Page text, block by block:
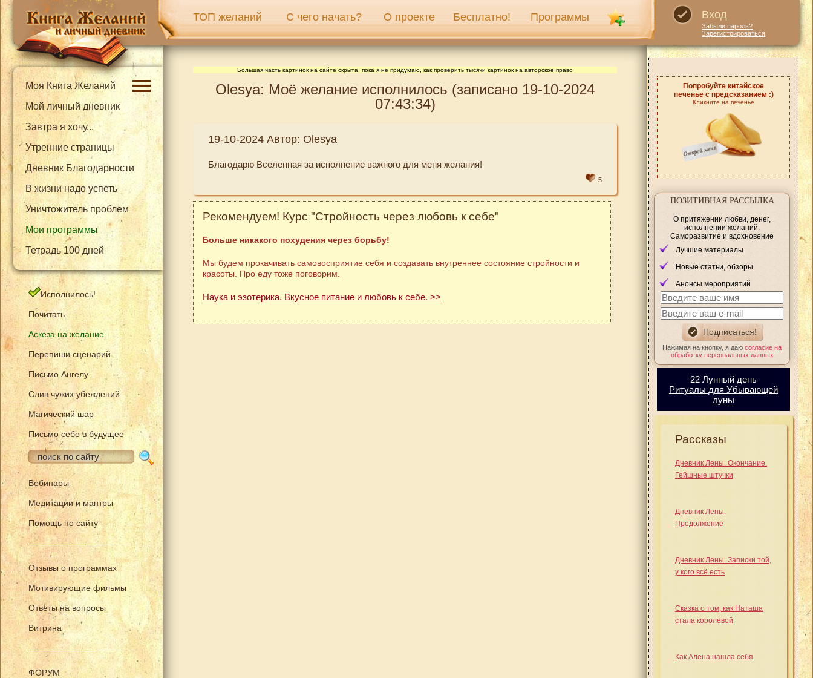
ТОП желаний С чего начать? О проекте Бесплатно! Программы Вход
Забыли пароль?
Зарегистрироваться
Моя Книга Желаний
Мой личный дневник
Завтра я хочу...
Утренние страницы
Дневник Благодарности
В жизни надо успеть
Уничтожитель проблем
Мои программы
Тетрадь 100 дней
Исполнилось!
Почитать
Аскеза на желание
Перепиши сценарий
Письмо Ангелу
Слив чужих убеждений
Магический шар
Письмо себе в будущее
Вебинары
Медитации и мантры
Помощь по сайту
Отзывы о программах
Мотивирующие фильмы
Ответы на вопросы
Витрина
ФОРУМ
Большая часть картинок на сайте скрыта, пока я не придумаю, как проверить тысячи картинок на авторское право
Olesya: Моё желание исполнилось (записано 19-10-2024
07:43:34)
19-10-2024 Автор: Olesya
Благодарю Вселенная за исполнение важного для меня желания!
5
Рекомендуем! Курс "Стройность через любовь к себе"
Больше никакого похудения через борьбу!
Мы будем прокачивать самовосприятие себя и создавать внутреннее состояние стройности и
красоты. Про еду тоже поговорим.
Наука и эзотерика. Вкусное питание и любовь к себе. >>
Попробуйте китайское
печенье с предсказанием :)
Кликните на печенье
ПОЗИТИВНАЯ РАССЫЛКА
О притяжении любви, денег,
исполнении желаний.
Саморазвитие и вдохновение
Лучшие материалы
Новые статьи, обзоры
Анонсы мероприятий
Нажимая на кнопку, я даю согласие на
обработку персональных данных
22 Лунный день
Ритуалы для Убывающей
луны
Рассказы
Дневник Лены. Окончание.
Гейшные штучки
Дневник Лены.
Продолжение
Дневник Лены. Записки той,
у кого всё есть
Сказка о том, как Наташа
стала королевой
Как Алена нашла себя